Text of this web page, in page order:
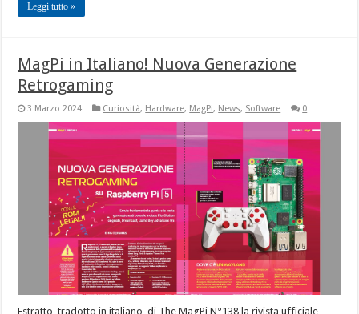
Leggi tutto »
MagPi in Italiano! Nuova Generazione
Retrogaming
3 Marzo 2024 Curiosità, Hardware, MagPi, News, Software 0
Estratto, tradotto in italiano, di The MagPi N°138 la rivista ufficiale